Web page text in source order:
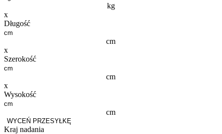
kg
x
Długość
cm
x
Szerokość
cm
x
Wysokość
cm
WYCEŃ PRZESYŁKĘ
Kraj nadania